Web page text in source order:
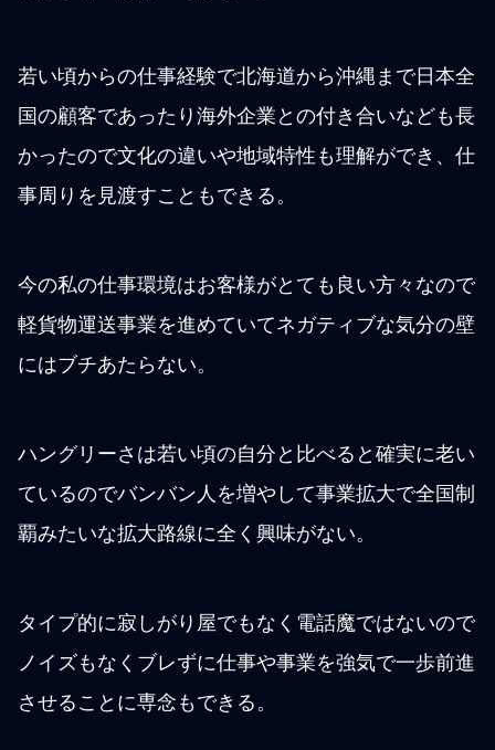
若い頃からの仕事経験で北海道から沖縄まで日本全
国の顧客であったり海外企業との付き合いなども長
かったので文化の違いや地域特性も理解ができ、仕
事周りを見渡すこともできる。
今の私の仕事環境はお客様がとても良い方々なので
軽貨物運送事業を進めていてネガティブな気分の壁
にはブチあたらない。
ハングリーさは若い頃の自分と比べると確実に老い
ているのでバンバン人を増やして事業拡大で全国制
覇みたいな拡大路線に全く興味がない。
タイプ的に寂しがり屋でもなく電話魔ではないので
ノイズもなくブレずに仕事や事業を強気で一歩前進
させることに専念もできる。